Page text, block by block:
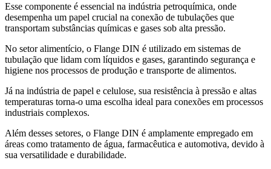
Esse componente é essencial na indústria petroquímica, onde
desempenha um papel crucial na conexão de tubulações que
transportam substâncias químicas e gases sob alta pressão.
No setor alimentício, o Flange DIN é utilizado em sistemas de
tubulação que lidam com líquidos e gases, garantindo segurança e
higiene nos processos de produção e transporte de alimentos.
Já na indústria de papel e celulose, sua resistência à pressão e altas
temperaturas torna-o uma escolha ideal para conexões em processos
industriais complexos.
Além desses setores, o Flange DIN é amplamente empregado em
áreas como tratamento de água, farmacêutica e automotiva, devido à
sua versatilidade e durabilidade.